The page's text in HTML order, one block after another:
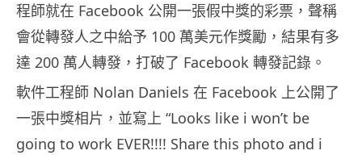
程師就在 Facebook 公開一張假中獎的彩票，聲稱
會從轉發人之中給予 100 萬美元作獎勵，結果有多
達 200 萬人轉發，打破了 Facebook 轉發記錄。
軟件工程師 Nolan Daniels 在 Facebook 上公開了
一張中獎相片，並寫上 “Looks like i won’t be
going to work EVER!!!! Share this photo and i